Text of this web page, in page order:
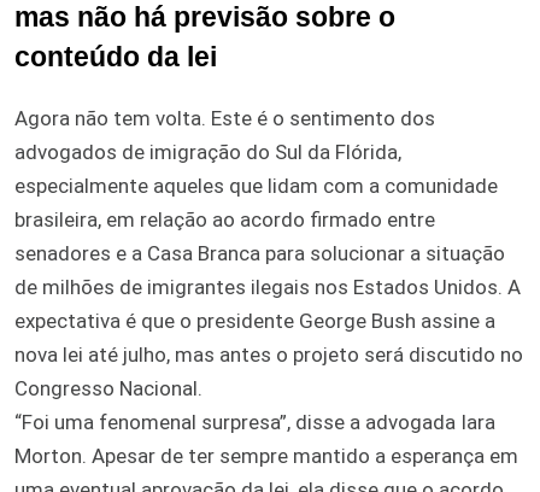
mas não há previsão sobre o
conteúdo da lei
Agora não tem volta. Este é o sentimento dos
advogados de imigração do Sul da Flórida,
especialmente aqueles que lidam com a comunidade
brasileira, em relação ao acordo firmado entre
senadores e a Casa Branca para solucionar a situação
de milhões de imigrantes ilegais nos Estados Unidos. A
expectativa é que o presidente George Bush assine a
nova lei até julho, mas antes o projeto será discutido no
Congresso Nacional.
“Foi uma fenomenal surpresa”, disse a advogada Iara
Morton. Apesar de ter sempre mantido a esperança em